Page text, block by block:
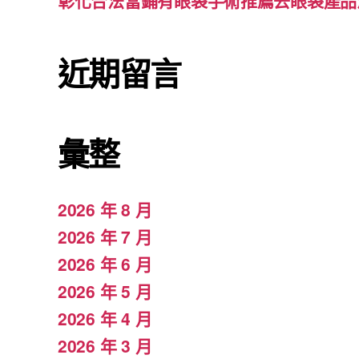
近期留言
彙整
2026 年 8 月
2026 年 7 月
2026 年 6 月
2026 年 5 月
2026 年 4 月
2026 年 3 月